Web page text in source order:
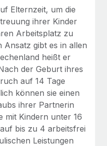
Elternzeit, um die
ihrer Kinder
Arbeitsplatz zu
Ansatz gibt es in allen
heißt er
der Geburt ihres
auf 14 Tage
können sie einen
ihrer Partnerin
mit Kindern unter 16
bis zu 4 arbeitsfrei
Leistungen